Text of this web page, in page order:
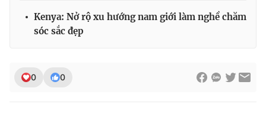
Kenya: Nở rộ xu hướng nam giới làm nghề chăm
sóc sắc đẹp
0 0